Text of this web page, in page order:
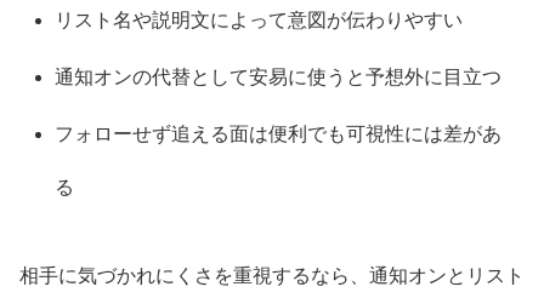
リスト名や説明文によって意図が伝わりやすい
通知オンの代替として安易に使うと予想外に目立つ
フォローせず追える面は便利でも可視性には差があ
る
相手に気づかれにくさを重視するなら、通知オンとリスト